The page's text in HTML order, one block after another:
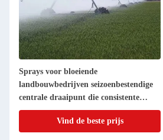
Sprays voor bloeiende
landbouwbedrijven seizoenbestendige
centrale draaipunt die consistente
prestaties levert
Vind de beste prijs